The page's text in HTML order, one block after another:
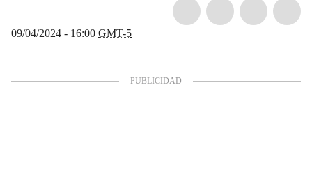
09/04/2024 - 16:00 GMT-5